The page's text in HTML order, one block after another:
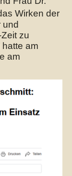
Wirken der
und
zu
am
am